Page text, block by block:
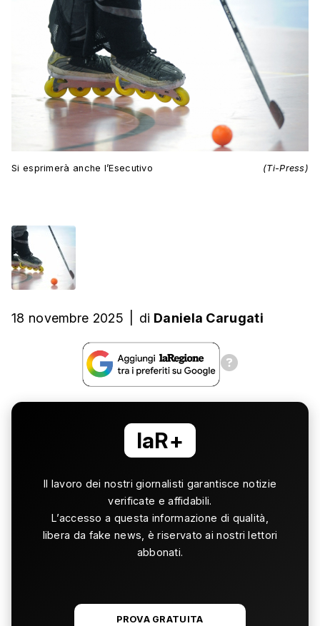
Si esprimerà anche l’Esecutivo (Ti-Press)
18 novembre 2025 di Daniela Carugati
laR+
Il lavoro dei nostri giornalisti garantisce notizie
verificate e affidabili.
L’accesso a questa informazione di qualità,
libera da fake news, è riservato ai nostri lettori
abbonati.
PROVA GRATUITA